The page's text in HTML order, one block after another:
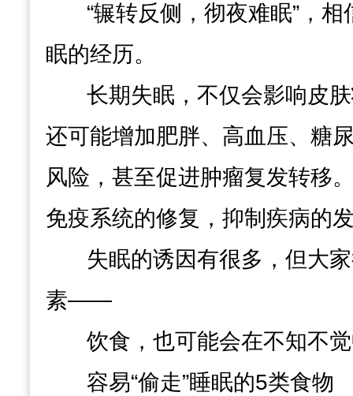
字号： 大 中 小
“辗转反侧，彻夜难眠”，
眠的经历。
长期失眠，不仅会影响皮
还可能增加肥胖、高血压、糖
风险，甚至促进肿瘤复发转移
免疫系统的修复，抑制疾病的
失眠的诱因有很多，但大
素——
饮食，也可能会在不知不
容易“偷走”睡眠的5类食物